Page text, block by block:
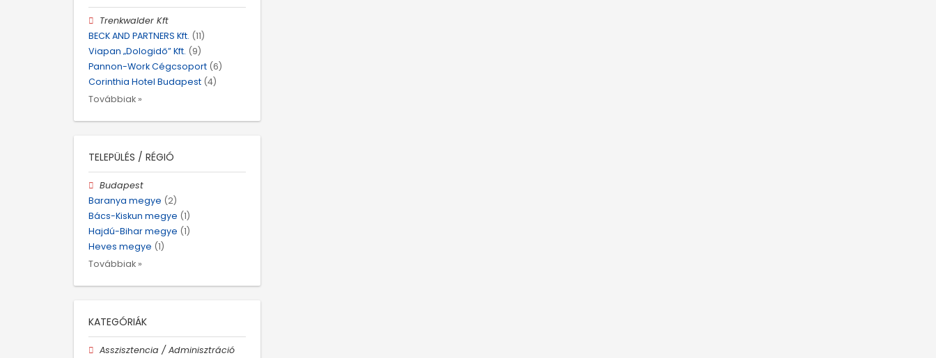
Trenkwalder Kft
BECK AND PARTNERS Kft. (11)
Viapan „Dologidő” Kft. (9)
Pannon-Work Cégcsoport (6)
Corinthia Hotel Budapest (4)
Továbbiak »
TELEPÜLÉS / RÉGIÓ
Budapest
Baranya megye (2)
Bács-Kiskun megye (1)
Hajdú-Bihar megye (1)
Heves megye (1)
Továbbiak »
KATEGÓRIÁK
Asszisztencia / Adminisztráció